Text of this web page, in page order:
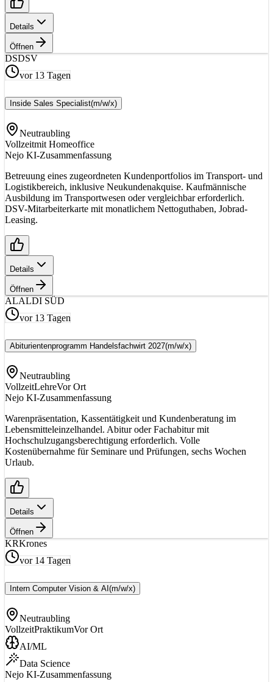
Details
Öffnen
DSDSV
vor 13 Tagen
Inside Sales Specialist(m/w/x)
Neutraubling
Vollzeitmit Homeoffice
Nejo KI-Zusammenfassung
Betreuung eines zugeordneten Kundenportfolios im Transport- und
Logistikbereich, inklusive Neukundenakquise. Kaufmännische
Ausbildung im Transportwesen oder vergleichbar erforderlich.
DSV-Mitarbeiterkarte mit monatlichem Nettoguthaben, Jobrad-
Leasing.
Details
Öffnen
ALALDI SÜD
vor 13 Tagen
Abiturientenprogramm Handelsfachwirt 2027(m/w/x)
Neutraubling
VollzeitLehreVor Ort
Nejo KI-Zusammenfassung
Warenpräsentation, Kassentätigkeit und Kundenberatung im
Lebensmitteleinzelhandel. Abitur oder Fachabitur mit
Hochschulzugangsberechtigung erforderlich. Volle
Kostenübernahme für Seminare und Prüfungen, sechs Wochen
Urlaub.
Details
Öffnen
KRKrones
vor 14 Tagen
Intern Computer Vision & AI (m/w/x)
Neutraubling
VollzeitPraktikumVor Ort
AI/ML
Data Science
Nejo KI-Zusammenfassung